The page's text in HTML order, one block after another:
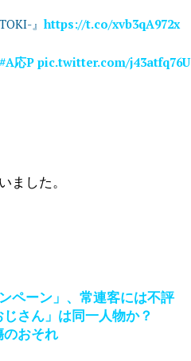
』 https://t.co/xvb3qA972x
#A応P pic.twitter.com/j43atfq76U
した。
ペーン」、常連客には不評
さん」は同一人物か？
のおそれ